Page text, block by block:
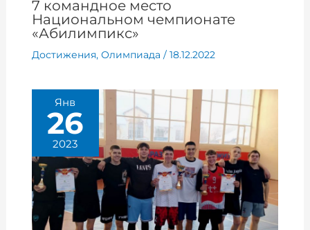
7 командное место
Национальном чемпионате
«Абилимпикс»
Достижения, Олимпиада / 18.12.2022
Янв
26
2023